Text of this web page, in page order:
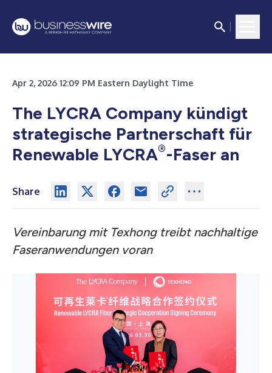
Apr 2, 2026 12:09 PM Eastern Daylight Time
The LYCRA Company kündigt
strategische Partnerschaft für
Renewable LYCRA®-Faser an
Share
Vereinbarung mit Texhong treibt nachhaltige
Faseranwendungen voran